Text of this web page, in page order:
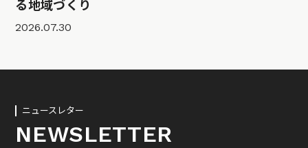
る地域づくり
2026.07.30
ニュースレター
NEWSLETTER